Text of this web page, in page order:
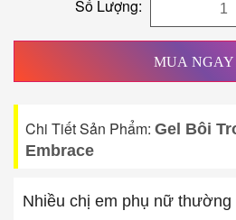
Số Lượng:
MUA NGAY
Chi Tiết Sản Phẩm: Gel Bôi
Embrace
Nhiều chị em phụ nữ thường